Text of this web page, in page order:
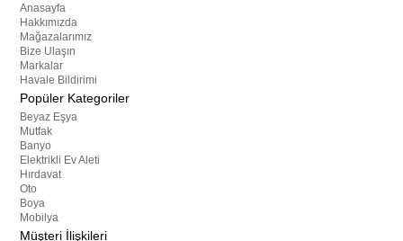
Anasayfa
Hakkımızda
Mağazalarımız
Bize Ulaşın
Markalar
Havale Bildirimi
Popüler Kategoriler
Beyaz Eşya
Mutfak
Banyo
Elektrikli Ev Aleti
Hırdavat
Oto
Boya
Mobilya
Müşteri İlişkileri